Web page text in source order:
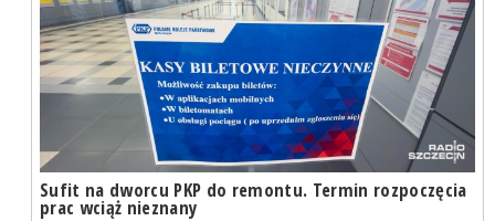
Sufit na dworcu PKP do remontu. Termin rozpoczęcia
prac wciąż nieznany